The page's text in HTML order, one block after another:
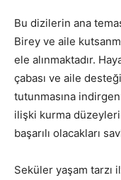
Bu dizilerin ana
Birey ve aile
ele alınmaktadır.
çabası ve aile
tutunmasına
ilişki kurma
başarılı olacakları
Seküler yaşam tarzı